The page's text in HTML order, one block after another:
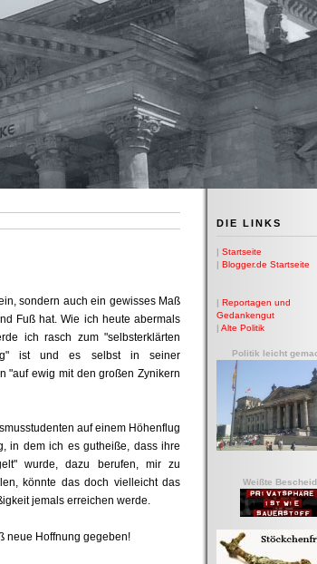
sondern auch ein gewisses Maß
Fuß hat. Wie ich heute abermals
ich rasch zum "selbsterklärten
ist und es selbst in seiner
"auf ewig mit den großen Zynikern
auf einem Höhenflug
in dem ich es gutheiße, dass ihre
wurde, dazu berufen, mir zu
könnte das doch vielleicht das
jemals erreichen werde.
neue Hoffnung gegeben!
DIE LINKS
| Startseite
| Blogger.de Startseite
| Reportagen und
Gedankengut
| Alte Politik
Politik leicht
Weißte Bescheid